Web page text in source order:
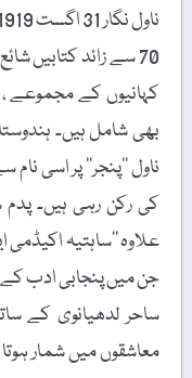
ناول نگار 31 اگست 1919ء کو گوجرانوالہ میں پیدا ہوئیں۔
70 سے زائد کتابیں
کہانیوں کے مجموعے ،
بھی شامل ہیں۔
ناول ’’پنجر‘‘ پر اسی
کی رکن رہی ہیں۔
علاوہ ’’ساہتیہ اکیڈمی
جن میں پنجابی ادب کے
ساحر لدھیانوی کے
معاشقوں میں شمار